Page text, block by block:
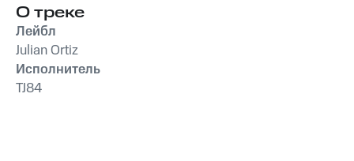
О треке
Лейбл
Julian Ortiz
Исполнитель
TJ84